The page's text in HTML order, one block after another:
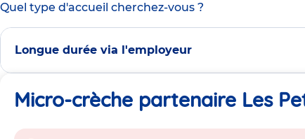
Quel type d'accueil cherchez-vous ?
Longue durée via l'employeur
Micro-crèche partenaire Les